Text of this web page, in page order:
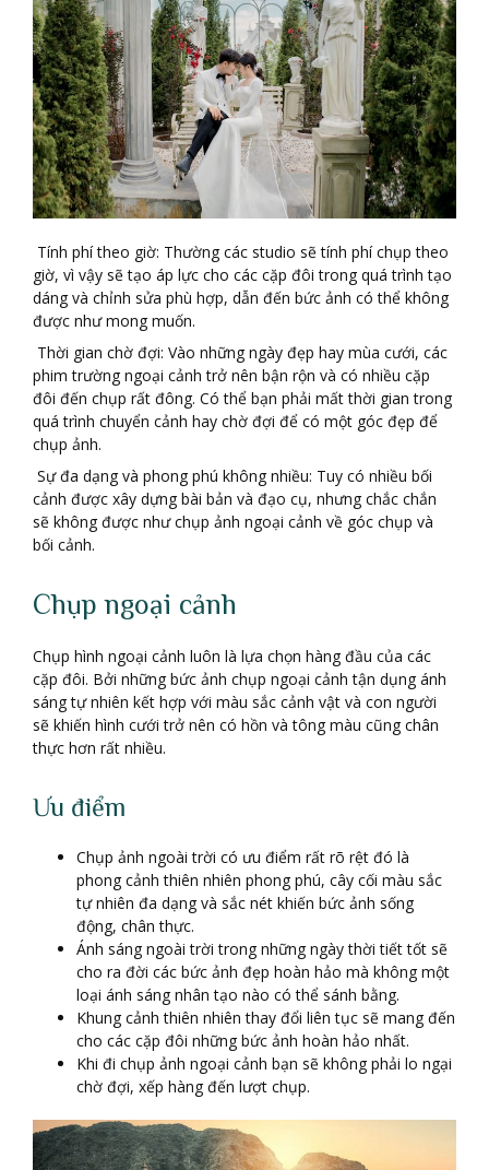
Tính phí theo giờ: Thường các studio sẽ tính phí chụp theo
giờ, vì vậy sẽ tạo áp lực cho các cặp đôi trong quá trình tạo
dáng và chỉnh sửa phù hợp, dẫn đến bức ảnh có thể không
được như mong muốn.
Thời gian chờ đợi: Vào những ngày đẹp hay mùa cưới, các
phim trường ngoại cảnh trở nên bận rộn và có nhiều cặp
đôi đến chụp rất đông. Có thể bạn phải mất thời gian trong
quá trình chuyển cảnh hay chờ đợi để có một góc đẹp để
chụp ảnh.
Sự đa dạng và phong phú không nhiều: Tuy có nhiều bối
cảnh được xây dựng bài bản và đạo cụ, nhưng chắc chắn
sẽ không được như chụp ảnh ngoại cảnh về góc chụp và
bối cảnh.
Chụp ngoại cảnh
Chụp hình ngoại cảnh luôn là lựa chọn hàng đầu của các
cặp đôi. Bởi những bức ảnh chụp ngoại cảnh tận dụng ánh
sáng tự nhiên kết hợp với màu sắc cảnh vật và con người
sẽ khiến hình cưới trở nên có hồn và tông màu cũng chân
thực hơn rất nhiều.
Ưu điểm
Chụp ảnh ngoài trời có ưu điểm rất rõ rệt đó là
phong cảnh thiên nhiên phong phú, cây cối màu sắc
tự nhiên đa dạng và sắc nét khiến bức ảnh sống
động, chân thực.
Ánh sáng ngoài trời trong những ngày thời tiết tốt sẽ
cho ra đời các bức ảnh đẹp hoàn hảo mà không một
loại ánh sáng nhân tạo nào có thể sánh bằng.
Khung cảnh thiên nhiên thay đổi liên tục sẽ mang đến
cho các cặp đôi những bức ảnh hoàn hảo nhất.
Khi đi chụp ảnh ngoại cảnh bạn sẽ không phải lo ngại
chờ đợi, xếp hàng đến lượt chụp.